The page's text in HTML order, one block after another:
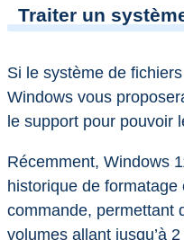
Traiter un
Si le système de
Windows vous
le support pour pouvoir
Récemment, Windows
historique de
commande, permettant
volumes allant jusqu’à